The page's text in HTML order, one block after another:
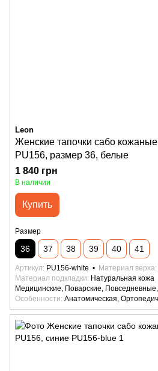
Leon
Женские тапочки сабо
PU156, размер 36, белые
1 840 грн
В наличии
Купить
Размер
36 37 38 39 40 41
Артикул PU156-white Материал верха
Материал подкладки
Натуральная кожа
Медицинские, Поварские,
Особенности Анатомическая,